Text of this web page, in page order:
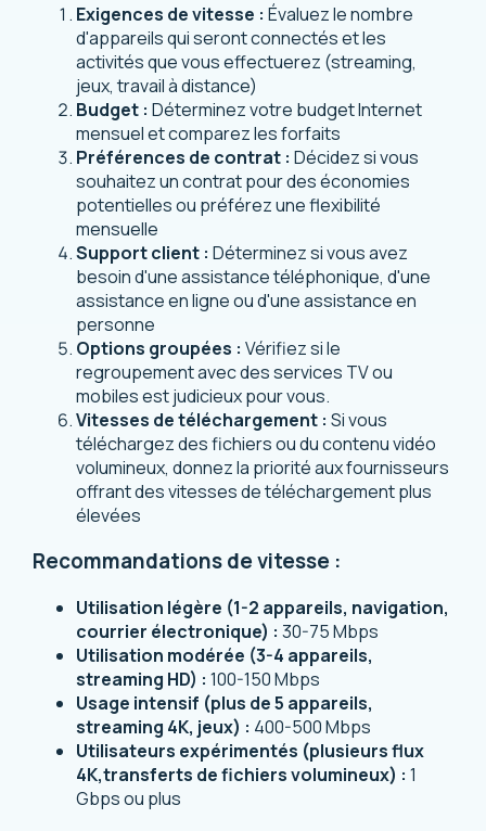
Exigences de vitesse : Évaluez le nombre
d'appareils qui seront connectés et les
activités que vous effectuerez (streaming,
jeux, travail à distance)
Budget : Déterminez votre budget Internet
mensuel et comparez les forfaits
Préférences de contrat : Décidez si vous
souhaitez un contrat pour des économies
potentielles ou préférez une flexibilité
mensuelle
Support client : Déterminez si vous avez
besoin d'une assistance téléphonique, d'une
assistance en ligne ou d'une assistance en
personne
Options groupées : Vérifiez si le
regroupement avec des services TV ou
mobiles est judicieux pour vous.
Vitesses de téléchargement : Si vous
téléchargez des fichiers ou du contenu vidéo
volumineux, donnez la priorité aux fournisseurs
offrant des vitesses de téléchargement plus
élevées
Recommandations de vitesse :
Utilisation légère (1-2 appareils, navigation,
courrier électronique) : 30-75 Mbps
Utilisation modérée (3-4 appareils,
streaming HD) : 100-150 Mbps
Usage intensif (plus de 5 appareils,
streaming 4K, jeux) : 400-500 Mbps
Utilisateurs expérimentés (plusieurs flux
4K,transferts de fichiers volumineux) : 1
Gbps ou plus